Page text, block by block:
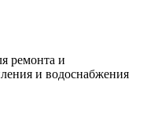
ремонта и
и водоснабжения